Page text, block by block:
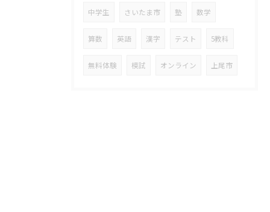
中学生 さいたま市 塾 数学
算数 英語 漢字 テスト 5教科
無料体験 模試 オンライン 上尾市